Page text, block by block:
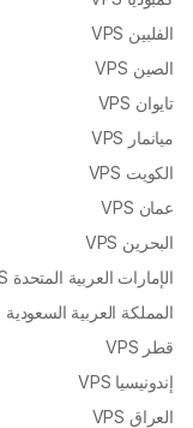
الفلبين VPS
الصين VPS
تايوان VPS
ميانمار VPS
الكويت VPS
عمان VPS
البحرين VPS
الإمارات العربية المتحدة VPS
المملكة العربية السعودية VPS
قطر VPS
إندونيسيا VPS
العراق VPS